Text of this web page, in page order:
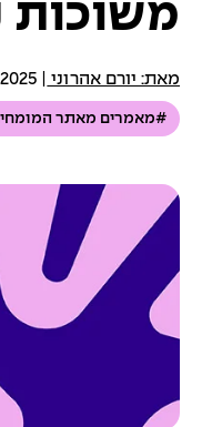
משוכות
מאת: יורם אהרוני
#מאמרים מאתר